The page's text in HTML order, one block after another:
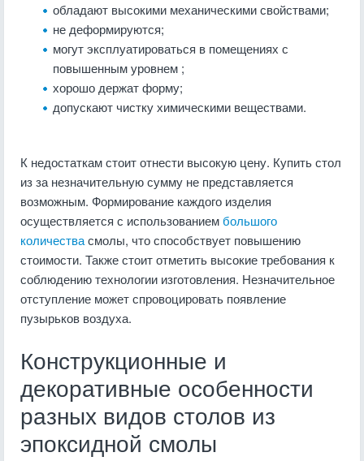
обладают высокими механическими свойствами;
не деформируются;
могут эксплуатироваться в помещениях с
повышенным уровнем ;
хорошо держат форму;
допускают чистку химическими веществами.
К недостаткам стоит отнести высокую цену. Купить стол
из за незначительную сумму не представляется
возможным. Формирование каждого изделия
осуществляется с использованиембольшого
количествасмолы, что способствует повышению
стоимости. Также стоит отметить высокие требования к
соблюдению технологии изготовления. Незначительное
отступление может спровоцировать появление
пузырьков воздуха.
Конструкционные и
декоративные особенности
разных видов столов из
эпоксидной смолы